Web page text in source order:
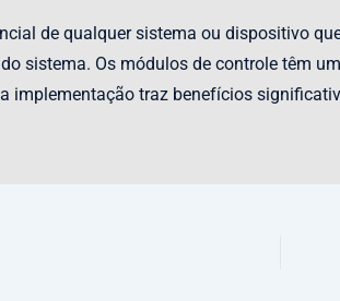
de qualquer sistema ou dispositivo
sistema. Os módulos de controle têm
implementação traz benefícios